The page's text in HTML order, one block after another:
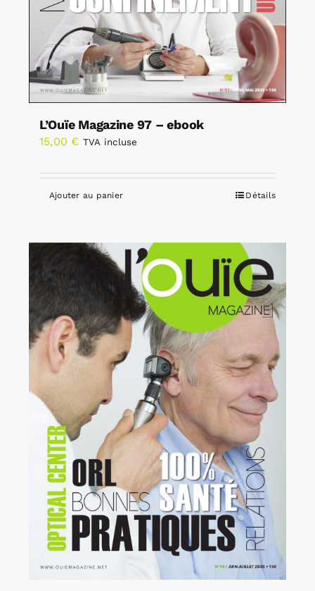
L’Ouïe Magazine 97 – ebook
15,00 € TVA incluse
Ajouter au panier Détails